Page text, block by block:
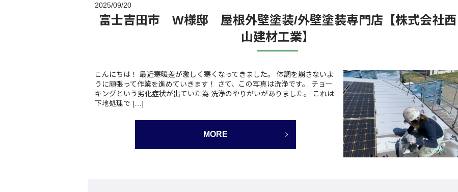
2025/09/20
富士吉田市 W様邸 屋根外壁塗装/外壁塗装専門店【株式会社西
山建材工業】
こんにちは！ 最近寒暖差が激しく寒くなってきました。 体調を崩さないよ
うに頑張って作業を進めていきます！ さて、この写真は洗浄です。 チョー
キングという劣化症状が出ていた為 洗浄のやりがいがありました。 これは
下地処理で […]
MORE